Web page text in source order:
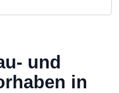
und
in